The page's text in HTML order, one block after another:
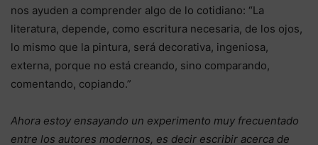
nos ayuden a comprender algo de lo cotidiano: “La
literatura, depende, como escritura necesaria, de los ojos,
lo mismo que la pintura, será decorativa, ingeniosa,
externa, porque no está creando, sino comparando,
comentando, copiando.”
Ahora estoy ensayando un experimento muy frecuentado
entre los autores modernos, es decir escribir acerca de